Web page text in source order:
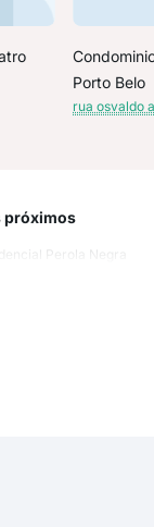
Porto Belo
rua osvaldo
próximos
Perola Negra